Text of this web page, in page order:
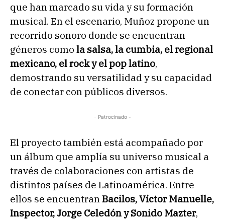
que han marcado su vida y su formación
musical. En el escenario, Muñoz propone un
recorrido sonoro donde se encuentran
géneros como la salsa, la cumbia, el regional
mexicano, el rock y el pop latino,
demostrando su versatilidad y su capacidad
de conectar con públicos diversos.
- Patrocinado -
El proyecto también está acompañado por
un álbum que amplía su universo musical a
través de colaboraciones con artistas de
distintos países de Latinoamérica. Entre
ellos se encuentranBacilos, Víctor Manuelle,
Inspector, Jorge Celedón y Sonido Mazter,